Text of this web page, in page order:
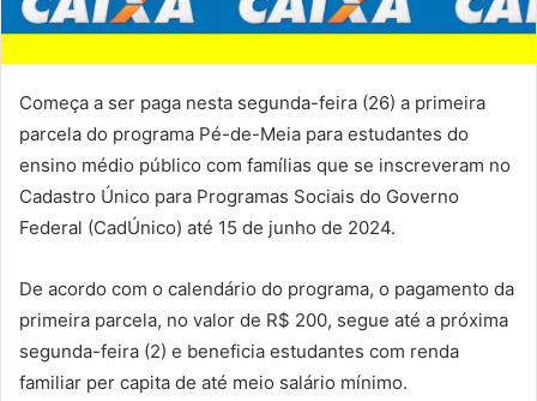
m
e
-
m
a
i
Começa a ser paga nesta segunda-feira (26) a primeira
parcela do programa Pé-de-Meia para estudantes do
ensino médio público com famílias que se inscreveram no
Cadastro Único para Programas Sociais do Governo
Federal (CadÚnico) até 15 de junho de 2024.
De acordo com o calendário do programa, o pagamento da
primeira parcela, no valor de R$ 200, segue até a próxima
segunda-feira (2) e beneficia estudantes com renda
familiar per capita de até meio salário mínimo.